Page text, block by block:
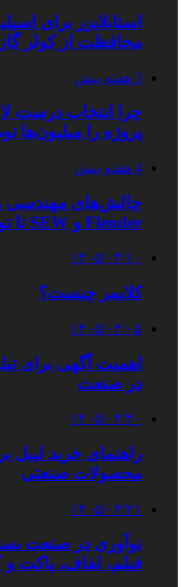
استابلایزر برای
محافظت از کولر
3 هفته پیش
چرا انتخاب درست
پروژه را میلیون‌ها
4 هفته پیش
چالش‌های مهندسی
Flender و SEW تا تولیدکنندگان تخصصی ایرانی
۱۴۰۵/۰۴/۱۰
کلایمر چیست؟
۱۴۰۵/۰۴/۰۵
اهمیت آگهی برای
در صنعت
۱۴۰۵/۰۳/۳۰
راهنمای خرید لیبل
محصولات صنعتی
۱۴۰۵/۰۳/۲۱
نوآوری در صنعت
فیلم، لفاف، پاکت